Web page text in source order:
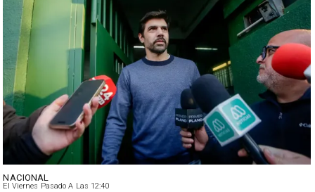
NACIONAL
El Viernes Pasado A Las 12:40